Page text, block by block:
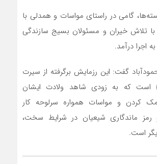
گامی در راستای مواسات و همدلی با
با تلاش خیران و مسئولان بسیج سازندگی
اجرا درآمد.
گفت: این رزمایش برگرفته از سیرت
که به زودی شاهد ولادت ایشان
کردن و مواسات همواره سرلوحه کار
رمز ماندگاری شیعیان در شرایط سخت،
است.